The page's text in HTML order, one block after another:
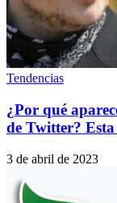
Tendencias
¿Por qué
de Twitter?
3 de abril de 2023